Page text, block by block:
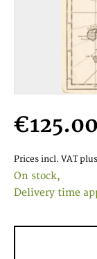
€125.00
Prices incl. VAT
On stock,
Delivery time